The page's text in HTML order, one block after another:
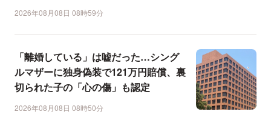
2026年08月08日 08時59分
「離婚している」は嘘だった…シング
ルマザーに独身偽装で121万円賠償、裏
切られた子の「心の傷」も認定
2026年08月08日 08時50分